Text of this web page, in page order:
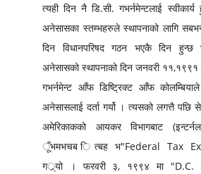
त्यही दिन नै डि.सी. गभर्नमेन्टलाई
अनेसासका स्तम्भहरुले स्थापनाको लागि
दिन विधानपरिषद गठन भएकै दिन हुन्छ
अनेसासको स्थापनाको दिन जनवरी ११,१९९१
गभर्नमेन्ट आँफ डिष्ट्रिक्ट आँफ
अनेसासलाई दर्ता गर्यो । त्यसको लगत्तै पछि
अमेरिकाकको आयकर विभागबाट
ूँभमभचब ित्बह भ"Federal Tax
गर््यो । फरवरी ३, १९९४ मा